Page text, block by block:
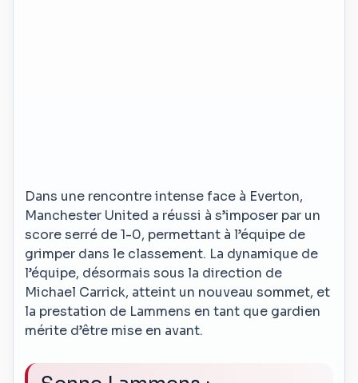
Dans une rencontre intense face à Everton,
Manchester United a réussi à s’imposer par un
score serré de 1-0, permettant à l’équipe de
grimper dans le classement. La dynamique de
l’équipe, désormais sous la direction de
Michael Carrick, atteint un nouveau sommet, et
la prestation de Lammens en tant que gardien
mérite d’être mise en avant.